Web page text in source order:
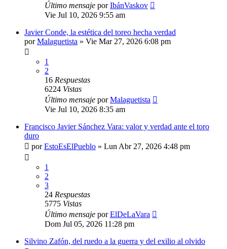
Último mensaje porIbánVaskov
Vie Jul 10, 2026 9:55 am
Javier Conde, la estética del toreo hecha verdad
porMalaguetista » Vie Mar 27, 2026 6:08 pm
1
2
16 Respuestas
6224 Vistas
Último mensaje porMalaguetista
Vie Jul 10, 2026 8:35 am
Francisco Javier Sánchez Vara: valor y verdad ante el toro
duro
porEstoEsElPueblo » Lun Abr 27, 2026 4:48 pm
1
2
3
24 Respuestas
5775 Vistas
Último mensaje porElDeLaVara
Dom Jul 05, 2026 11:28 pm
Silvino Zafón, del ruedo a la guerra y del exilio al olvido